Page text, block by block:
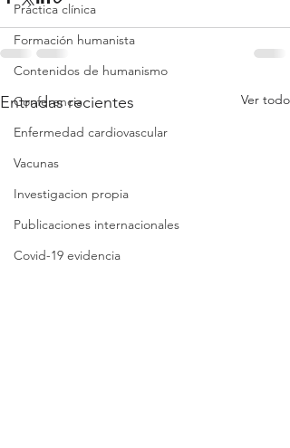
Práctica clínica
Formación humanista
Contenidos de humanismo
Conferencia
Enfermedad cardiovascular
Vacunas
Investigacion propia
Publicaciones internacionales
Covid-19 evidencia
Entradas recientes Ver todo